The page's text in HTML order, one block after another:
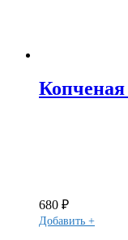
Копченая
680 ₽
Добавить +